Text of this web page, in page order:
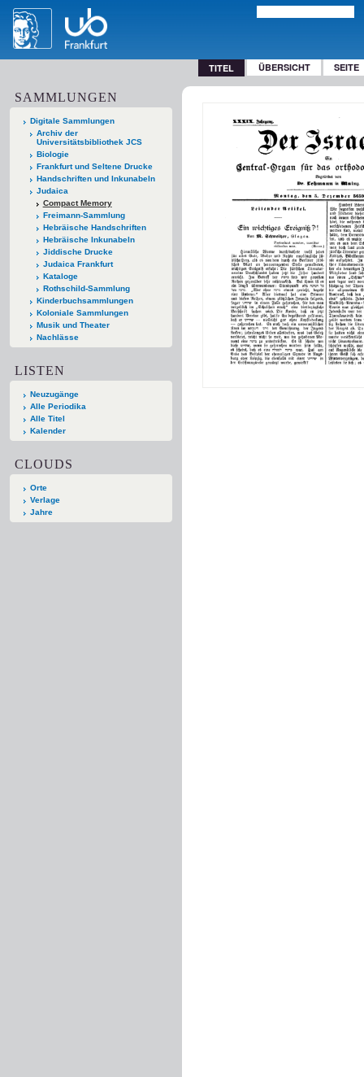
TITEL ÜBERSICHT SEITE
SAMMLUNGEN
Digitale Sammlungen
Archiv der
Universitätsbibliothek JCS
Biologie
Frankfurt und Seltene Drucke
Handschriften und Inkunabeln
Judaica
Compact Memory
Freimann-Sammlung
Hebräische Handschriften
Hebräische Inkunabeln
Jiddische Drucke
Judaica Frankfurt
Kataloge
Rothschild-Sammlung
Kinderbuchsammlungen
Koloniale Sammlungen
Musik und Theater
Nachlässe
LISTEN
Neuzugänge
Alle Periodika
Alle Titel
Kalender
CLOUDS
Orte
Verlage
Jahre